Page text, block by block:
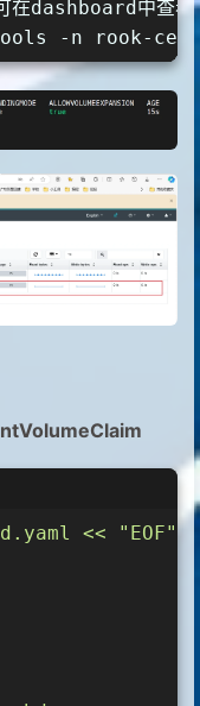
stage-
stage-
ext4
true
dashboard中查看
-n rook-ceph
<< "EOF"